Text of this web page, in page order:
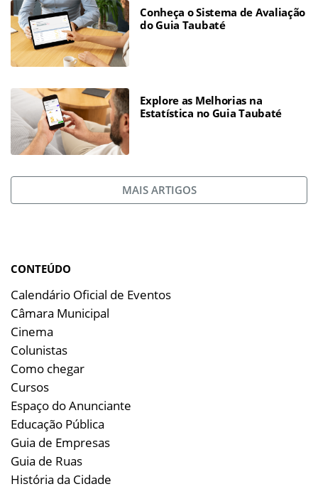
Conheça o Sistema de Avaliação
do Guia Taubaté
Explore as Melhorias na
Estatística no Guia Taubaté
MAIS ARTIGOS
CONTEÚDO
Calendário Oficial de Eventos
Câmara Municipal
Cinema
Colunistas
Como chegar
Cursos
Espaço do Anunciante
Educação Pública
Guia de Empresas
Guia de Ruas
História da Cidade